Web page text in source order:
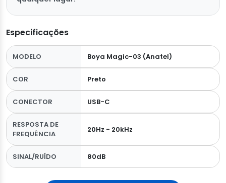
Especificações
MODELO Boya Magic-03 (Anatel)
COR Preto
CONECTOR USB-C
RESPOSTA DE
FREQUÊNCIA
20Hz - 20kHz
SINAL/RUÍDO 80dB